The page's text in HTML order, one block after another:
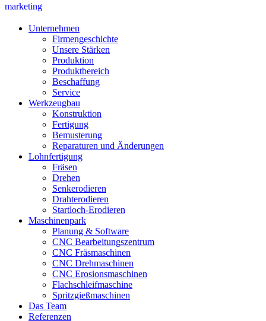
marketing
Unternehmen
Firmengeschichte
Unsere Stärken
Produktion
Produktbereich
Beschaffung
Service
Werkzeugbau
Konstruktion
Fertigung
Bemusterung
Reparaturen und Änderungen
Lohnfertigung
Fräsen
Drehen
Senkerodieren
Drahterodieren
Startloch-Erodieren
Maschinenpark
Planung & Software
CNC Bearbeitungszentrum
CNC Fräsmaschinen
CNC Drehmaschinen
CNC Erosionsmaschinen
Flachschleifmaschine
Spritzgießmaschinen
Das Team
Referenzen